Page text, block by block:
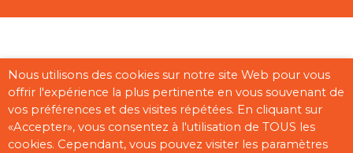
Contact Mentions légales CGU Cookies
Plan du site
Pages partenaires
Nous utilisons des cookies sur notre site Web pour vous
offrir l'expérience la plus pertinente en vous souvenant de
vos préférences et des visites répétées. En cliquant sur
«Accepter», vous consentez à l'utilisation de TOUS les
cookies. Cependant, vous pouvez visiter les paramètres